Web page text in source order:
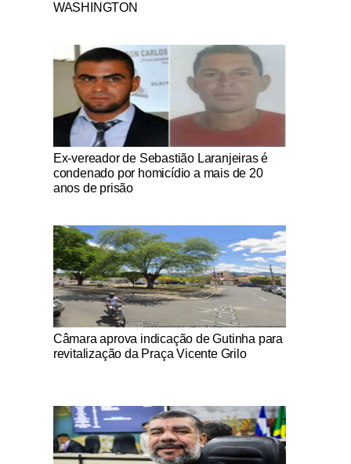
WASHINGTON
Notícias Católicas
Ex-vereador de Sebastião Laranjeiras é
condenado por homicídio a mais de 20
anos de prisão
Notícias Católicas
Câmara aprova indicação de Gutinha para
revitalização da Praça Vicente Grilo